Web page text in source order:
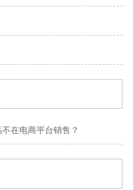
在电商平台销售？